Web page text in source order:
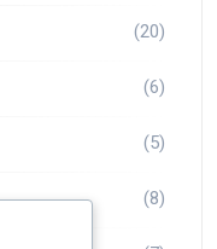
(20)
(6)
(5)
(8)